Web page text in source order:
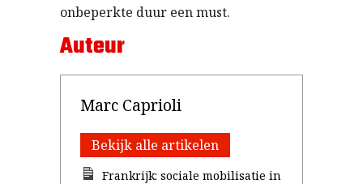
onbeperkte duur een must.
Auteur
Marc Caprioli
Bekijk alle artikelen
Frankrijk: sociale mobilisatie in